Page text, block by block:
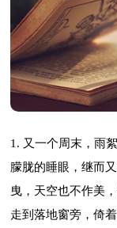
1. 又一个周末，雨
朦胧的睡眼，继而
曳，天空也不作美
走到落地窗旁，倚